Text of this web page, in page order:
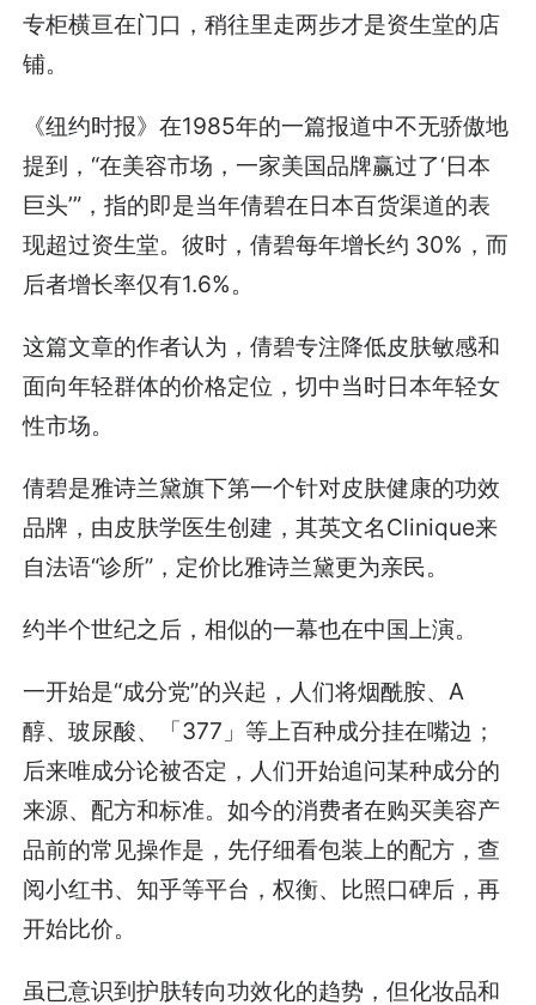
专柜横亘在门口，稍往里走两步才是资生堂的店
铺。
《纽约时报》在1985年的一篇报道中不无骄傲地
提到，“在美容市场，一家美国品牌赢过了‘日本
巨头’”，指的即是当年倩碧在日本百货渠道的表
现超过资生堂。彼时，倩碧每年增长约 30%，而
后者增长率仅有1.6%。
这篇文章的作者认为，倩碧专注降低皮肤敏感和
面向年轻群体的价格定位，切中当时日本年轻女
性市场。
倩碧是雅诗兰黛旗下第一个针对皮肤健康的功效
品牌，由皮肤学医生创建，其英文名Clinique来
自法语“诊所”，定价比雅诗兰黛更为亲民。
约半个世纪之后，相似的一幕也在中国上演。
一开始是“成分党”的兴起，人们将烟酰胺、A
醇、玻尿酸、「377」等上百种成分挂在嘴边；
后来唯成分论被否定，人们开始追问某种成分的
来源、配方和标准。如今的消费者在购买美容产
品前的常见操作是，先仔细看包装上的配方，查
阅小红书、知乎等平台，权衡、比照口碑后，再
开始比价。
虽已意识到护肤转向功效化的趋势，但化妆品和